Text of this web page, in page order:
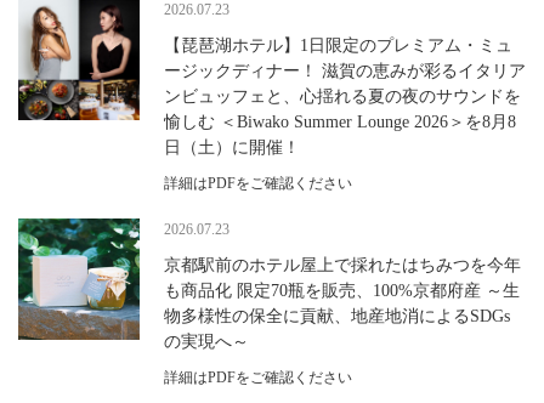
2026.07.23
【琵琶湖ホテル】1日限定のプレミアム・ミュ
ージックディナー！ 滋賀の恵みが彩るイタリア
ンビュッフェと、心揺れる夏の夜のサウンドを
愉しむ ＜Biwako Summer Lounge 2026＞を8月8
日（土）に開催！
詳細はPDFをご確認ください
2026.07.23
京都駅前のホテル屋上で採れたはちみつを今年
も商品化 限定70瓶を販売、100%京都府産 ～生
物多様性の保全に貢献、地産地消によるSDGs
の実現へ～
詳細はPDFをご確認ください